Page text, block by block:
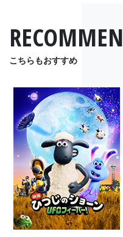
こちらもおすすめ